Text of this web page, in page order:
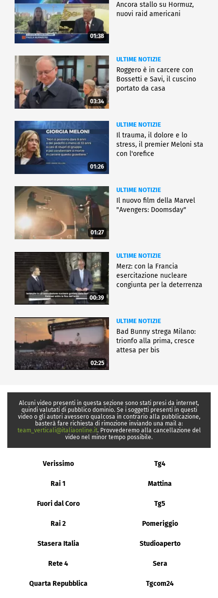
01:38
Ancora stallo su Hormuz,
nuovi raid americani
03:34
ULTIME NOTIZIE
Roggero è in carcere con
Bossetti e Savi, il cuscino
portato da casa
01:26
ULTIME NOTIZIE
Il trauma, il dolore e lo
stress, il premier Meloni sta
con l'orefice
01:27
ULTIME NOTIZIE
Il nuovo film della Marvel
"Avengers: Doomsday"
00:39
ULTIME NOTIZIE
Merz: con la Francia
esercitazione nucleare
congiunta per la deterrenza
02:25
ULTIME NOTIZIE
Bad Bunny strega Milano:
trionfo alla prima, cresce
attesa per bis
Alcuni video presenti in questa sezione sono stati presi da internet,
quindi valutati di pubblico dominio. Se i soggetti presenti in questi
video o gli autori avessero qualcosa in contrario alla pubblicazione,
basterà fare richiesta di rimozione inviando una mail a:
team_verticali@italiaonline.it. Provvederemo alla cancellazione del
video nel minor tempo possibile.
Verissimo Tg4
Rai 1 Mattina
Fuori dal Coro Tg5
Rai 2 Pomeriggio
Stasera Italia Studioaperto
Rete 4 Sera
Quarta Repubblica Tgcom24